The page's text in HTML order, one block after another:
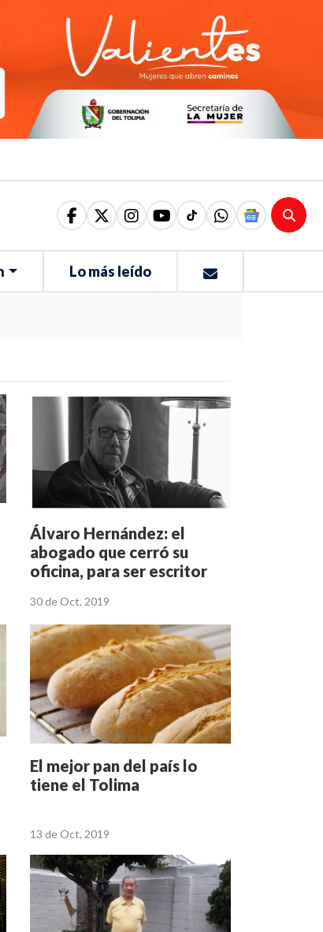
Lo más leído
Álvaro Hernández: el
abogado que cerró su
oficina, para ser escritor
30 de Oct, 2019
El mejor pan del país lo
tiene el Tolima
13 de Oct, 2019